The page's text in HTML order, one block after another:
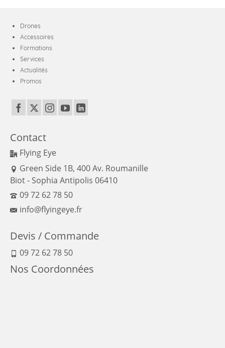
Drones
Accessoires
Formations
Services
Actualités
Promos
Contact
Flying Eye
Green Side 1B, 400 Av. Roumanille
Biot - Sophia Antipolis 06410
09 72 62 78 50
info@flyingeye.fr
Devis / Commande
09 72 62 78 50
Nos Coordonnées